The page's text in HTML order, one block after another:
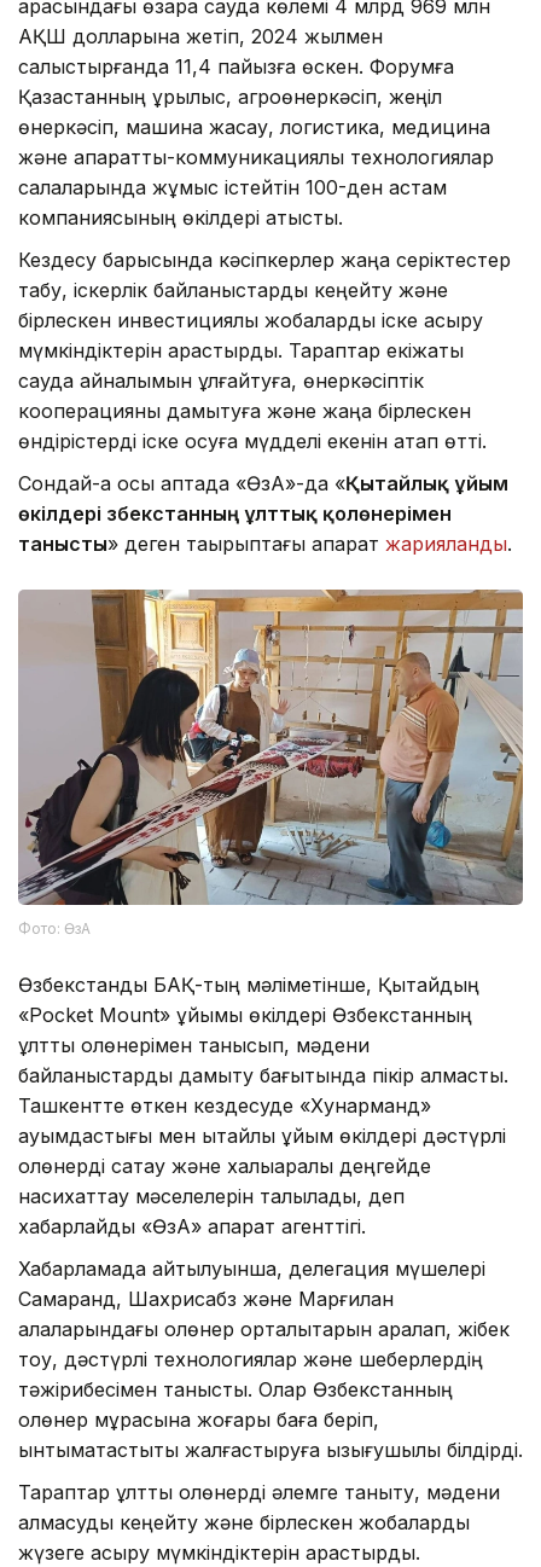
арасындағы өзара сауда көлемі 4 млрд 969 млн
АҚШ долларына жетіп, 2024 жылмен
салыстырғанда 11,4 пайызға өскен. Форумға
Қазақстанның құрылыс, агроөнеркәсіп, жеңіл
өнеркәсіп, машина жасау, логистика, медицина
және ақпараттық-коммуникациялық технологиялар
салаларында жұмыс істейтін 100-ден астам
компаниясының өкілдері қатысты.
Кездесу барысында кәсіпкерлер жаңа серіктестер
табу, іскерлік байланыстарды кеңейту және
бірлескен инвестициялық жобаларды іске асыру
мүмкіндіктерін қарастырды. Тараптар екіжақты
сауда айналымын ұлғайтуға, өнеркәсіптік
кооперацияны дамытуға және жаңа бірлескен
өндірістерді іске қосуға мүдделі екенін атап өтті.
Сондай-ақ осы аптада «ӨзА»-да «Қытайлық ұйым
өкілдері Өзбекстанның ұлттық қолөнерімен
танысты» деген тақырыптағы ақпарат жарияланды.
Фото: ӨзА
Өзбекстандық БАҚ-тың мәліметінше, Қытайдың
«Pocket Mount» ұйымы өкілдері Өзбекстанның
ұлттық қолөнерімен танысып, мәдени
байланыстарды дамыту бағытында пікір алмасты.
Ташкентте өткен кездесуде «Хунарманд»
қауымдастығы мен қытайлық ұйым өкілдері дәстүрлі
қолөнерді сақтау және халықаралық деңгейде
насихаттау мәселелерін талқылады, деп
хабарлайды «ӨзА» ақпарат агенттігі.
Хабарламада айтылуынша, делегация мүшелері
Самарқанд, Шахрисабз және Марғилан
қалаларындағы қолөнер орталықтарын аралап, жібек
тоқу, дәстүрлі технологиялар және шеберлердің
тәжірибесімен танысты. Олар Өзбекстанның
қолөнер мұрасына жоғары баға беріп,
ынтымақтастықты жалғастыруға қызығушылық білдірді.
Тараптар ұлттық қолөнерді әлемге таныту, мәдени
алмасуды кеңейту және бірлескен жобаларды
жүзеге асыру мүмкіндіктерін қарастырды.